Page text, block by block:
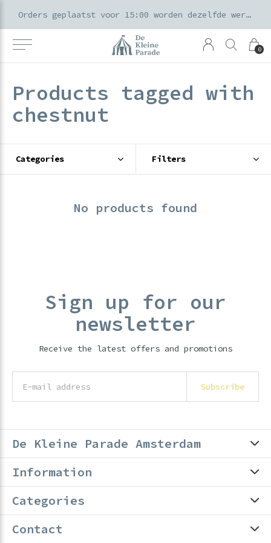
0
Orders geplaatst voor 15:00 worden dezelfde werkdag verzonden
Products tagged with
chestnut
Categories Filters
No products found
Sign up for our
newsletter
Receive the latest offers and promotions
Subscribe
De Kleine Parade Amsterdam
Information
Categories
Contact